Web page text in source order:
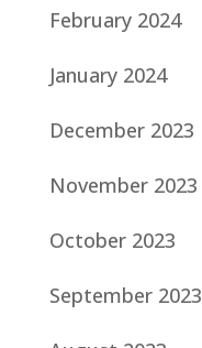
February 2024
January 2024
December 2023
November 2023
October 2023
September 2023